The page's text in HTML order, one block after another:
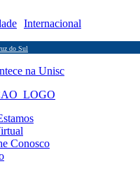
Internacional
do Sul
Conosco